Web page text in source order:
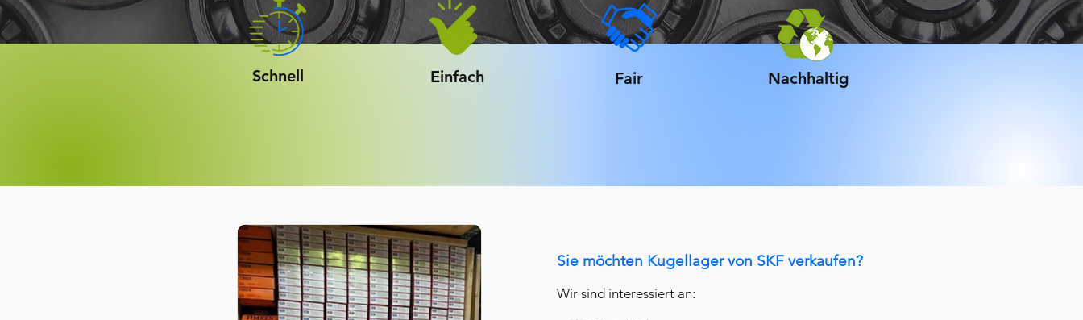
Schnell Fair Nachhaltig
Einfach
Sie möchten Kugellager von SKF verkaufen?
Wir sind interessiert an: